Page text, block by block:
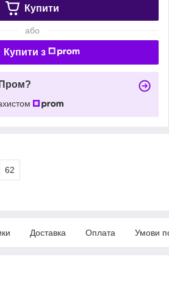
Купити
або
Купити з
62
Доставка Оплата Умови